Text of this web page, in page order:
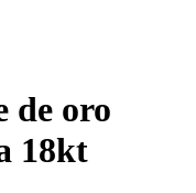
de oro
18kt